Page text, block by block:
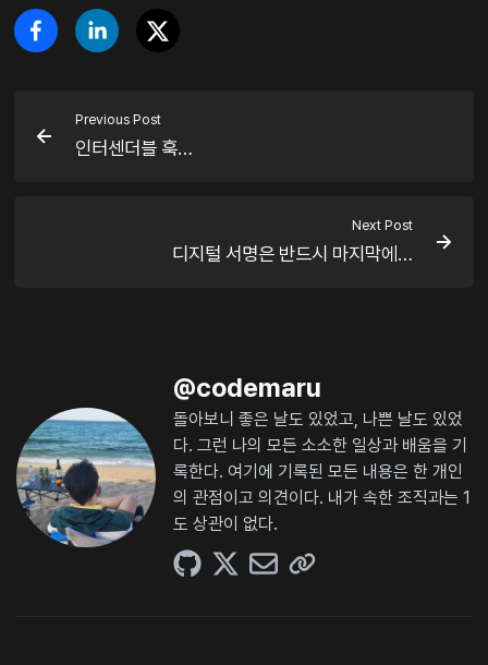
Previous Post
인터센더블 훅…
Next Post
디지털 서명은 반드시 마지막에…
@codemaru
돌아보니 좋은 날도 있었고, 나쁜 날도 있었
다. 그런 나의 모든 소소한 일상과 배움을 기
록한다. 여기에 기록된 모든 내용은 한 개인
의 관점이고 의견이다. 내가 속한 조직과는 1
도 상관이 없다.